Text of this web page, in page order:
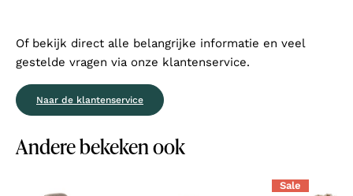
Of bekijk direct alle belangrijke informatie en veel
gestelde vragen via onze klantenservice.
Naar de klantenservice
Andere bekeken ook
Sale